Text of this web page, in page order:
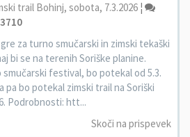
trail Bohinj, sobota, 7.3.2026 ¦
3710
za turno smučarski in zimski tekaški
bi se na terenih Soriške planine.
festival, bo potekal od 5.3.
pa bo potekal zimski trail na Soriški
Podrobnosti: htt...
Skoči na prispevek